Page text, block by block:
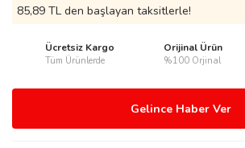
85,89 TL den başlayan taksitlerle!
Ücretsiz Kargo
Tüm Ürünlerde
Orijinal Ürün
%100 Orjinal
Gelince Haber Ver